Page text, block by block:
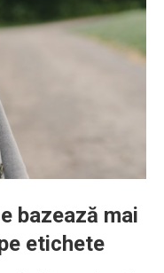
bazează mai
etichete